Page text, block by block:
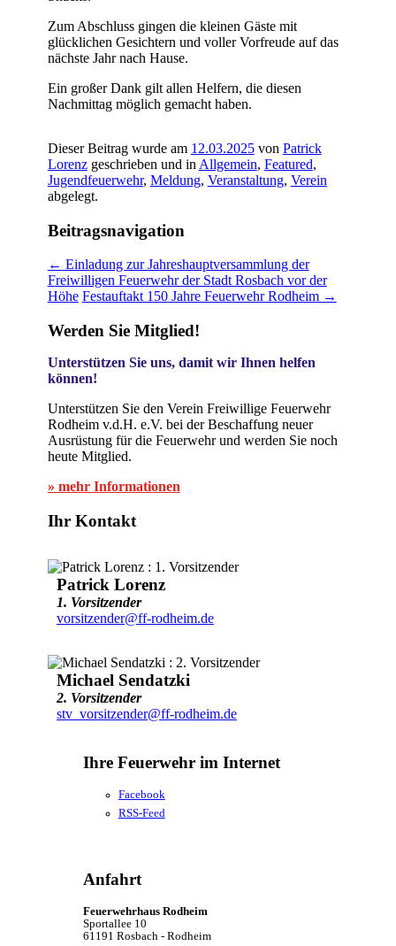
Zum Abschluss gingen die kleinen Gäste mit
glücklichen Gesichtern und voller Vorfreude auf das
nächste Jahr nach Hause.
Ein großer Dank gilt allen Helfern, die diesen
Nachmittag möglich gemacht haben.
Dieser Beitrag wurde am 12.03.2025von Patrick
Lorenzgeschrieben und in Allgemein, Featured,
Jugendfeuerwehr, Meldung, Veranstaltung, Verein
abgelegt.
Beitragsnavigation
← Einladung zur Jahreshauptversammlung der
Freiwilligen Feuerwehr der Stadt Rosbach vor der
Höhe Festauftakt 150 Jahre Feuerwehr Rodheim →
Werden Sie Mitglied!
Unterstützen Sie uns, damit wir Ihnen helfen
können!
Unterstützen Sie den Verein Freiwillige Feuerwehr
Rodheim v.d.H. e.V. bei der Beschaffung neuer
Ausrüstung für die Feuerwehr und werden Sie noch
heute Mitglied.
» mehr Informationen
Ihr Kontakt
Patrick Lorenz
1. Vorsitzender
vorsitzender@ff-rodheim.de
Michael Sendatzki
2. Vorsitzender
stv_vorsitzender@ff-rodheim.de
Ihre Feuerwehr im Internet
Facebook
RSS-Feed
Anfahrt
Feuerwehrhaus Rodheim
Sportallee 10
61191 Rosbach - Rodheim